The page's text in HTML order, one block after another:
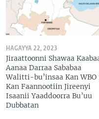
HAGAYYA 22, 2023
Jiraattoonni Shawaa
Aanaa Darraa Sababaa
Walitti-bu’insaa Kan WBO
Kan Faannootiin Jireenyi
Isaanii Yaaddoorra Bu’uu
Dubbatan